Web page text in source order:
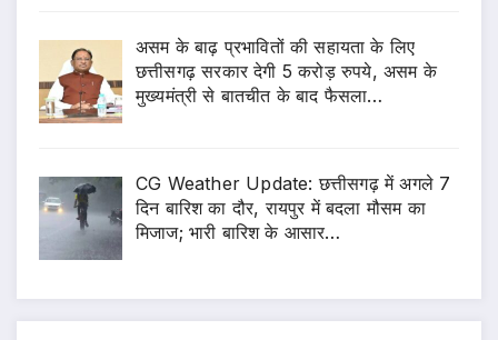
असम के बाढ़ प्रभावितों की सहायता के लिए
छत्तीसगढ़ सरकार देगी 5 करोड़ रुपये, असम के
मुख्यमंत्री से बातचीत के बाद फैसला…
CG Weather Update: छत्तीसगढ़ में अगले 7
दिन बारिश का दौर, रायपुर में बदला मौसम का
मिजाज; भारी बारिश के आसार…